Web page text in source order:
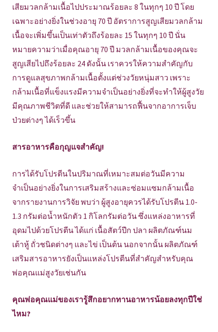
เสียมวลกล้ามเนื้อไปประมาณร้อยละ 8 ในทุกๆ 10 ปี โดย
เฉพาะอย่างยิ่งในช่วงอายุ 70 ปี อัตราการสูญเสียมวลกล้าม
เนื้อจะเพิ่มขึ้นเป็นเท่าตัวถึงร้อยละ 15 ในทุกๆ 10 ปี นั่น
หมายความว่าเมื่อคุณอายุ 70 ปี มวลกล้ามเนื้อของคุณจะ
สูญเสียไปถึงร้อยละ 24 ดังนั้น เราควรให้ความสำคัญกับ
การดูแลสุขภาพกล้ามเนื้อตั้งแต่ช่วงวัยหนุ่มสาว เพราะ
กล้ามเนื้อที่แข็งแรงมีความจำเป็นอย่างยิ่งที่จะทำให้ผู้สูงวัย
มีคุณภาพชีวิตที่ดี และช่วยให้สามารถฟื้นจากอาการเจ็บ
ป่วยต่างๆ ได้เร็วขึ้น
สารอาหารคือกุญแจสำคัญ!
การได้รับโปรตีนในปริมาณที่เหมาะสมต่อวันมีความ
จำเป็นอย่างยิ่งในการเสริมสร้างและซ่อมแซมกล้ามเนื้อ
จากรายงานการวิจัย พบว่า ผู้สูงอายุควรได้รับโปรตีน 1.0-
1.3 กรัมต่อน้ำหนักตัว 1 กิโลกรัมต่อวัน ซึ่งแหล่งอาหารที่
อุดมไปด้วยโปรตีน ได้แก่ เนื้อสัตว์ปีก ปลา ผลิตภัณฑ์นม
เต้าหู้ ถั่วชนิดต่างๆ และไข่ เป็นต้น นอกจากนั้น ผลิตภัณฑ์
เสริมสารอาหารยังเป็นแหล่งโปรตีนที่สำคัญสำหรับคุณ
พ่อคุณแม่สูงวัยเช่นกัน
คุณพ่อคุณแม่ของเรารู้สึกอยากทานอาหารน้อยลงทุกปีใช่
ไหม?